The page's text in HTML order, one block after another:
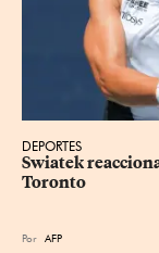
DEPORTES
Swiatek
Toronto
Por AFP